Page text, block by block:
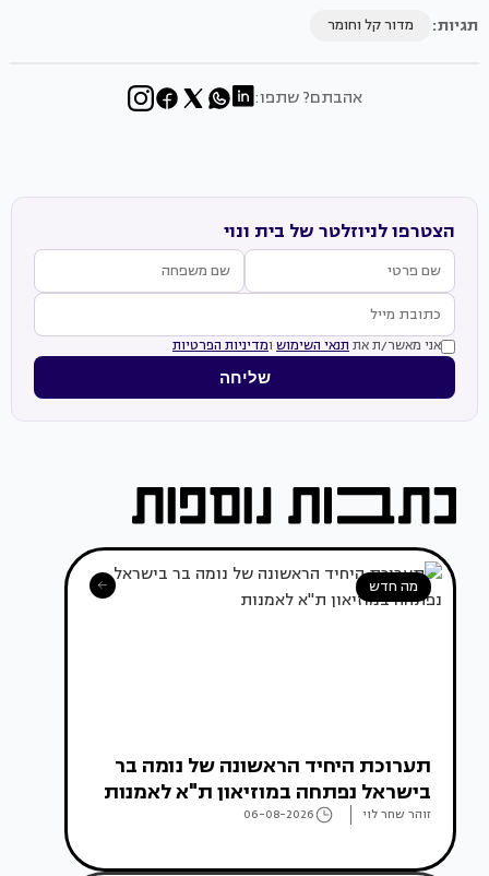
תגיות: מדור קל וחומר
אהבתם? שתפו:
הצטרפו לניוזלטר של בית ונוי
אני מאשר/ת את תנאי השימוש ומדיניות הפרטיות
שליחה
מה חדש
תערוכת היחיד הראשונה של נומה בר
בישראל נפתחה במוזיאון ת"א לאמנות
זוהר שחר לוי 06-08-2026